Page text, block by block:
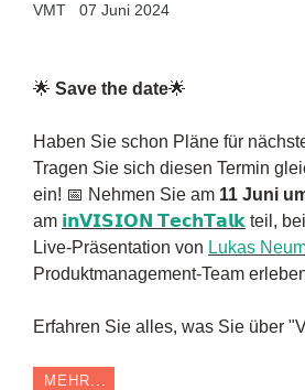
VMT 07 Juni 2024
🌟 Save the date🌟
Haben Sie schon Pläne für
Tragen Sie sich diesen Termin
ein! 📅 Nehmen Sie am 11 Juni
am 𝗶𝗻𝗩𝗜𝗦𝗜𝗢𝗡 𝗧𝗲𝗰𝗵𝗧𝗮𝗹𝗸 teil,
Live-Präsentation von Lukas
Produktmanagement-Team
Erfahren Sie alles, was Sie über
MEHR...